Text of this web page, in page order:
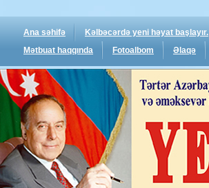
Ana səhifə Kəlbəcərdə yeni həyat başlayır.
Mətbuat haqqında
Fotoalbom Əlaqə